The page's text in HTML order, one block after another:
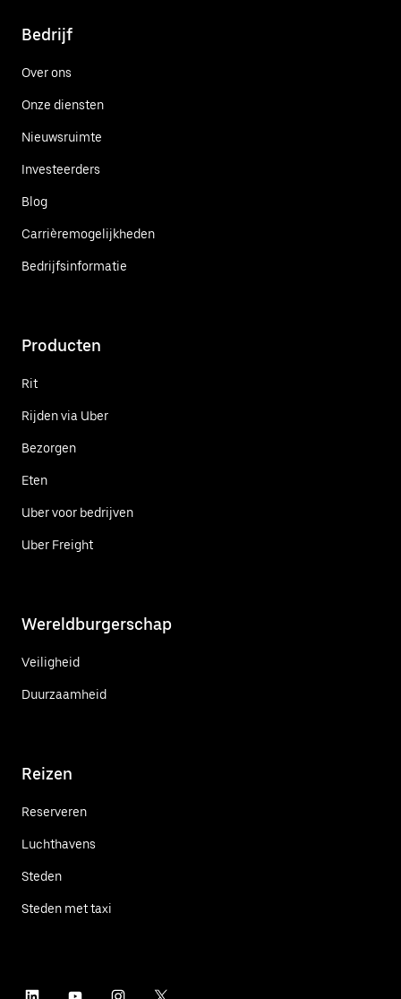
Bedrijf
Over ons
Onze diensten
Nieuwsruimte
Investeerders
Blog
Carrièremogelijkheden
Bedrijfsinformatie
Producten
Rit
Rijden via Uber
Bezorgen
Eten
Uber voor bedrijven
Uber Freight
Wereldburgerschap
Veiligheid
Duurzaamheid
Reizen
Reserveren
Luchthavens
Steden
Steden met taxi